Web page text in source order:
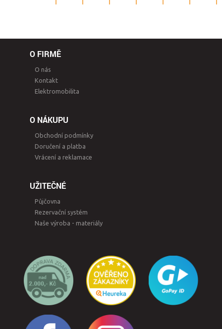
O FIRMĚ
O nás
Kontakt
Elektromobilita
O NÁKUPU
Obchodní podmínky
Doručení a platba
Vrácení a reklamace
UŽITEČNÉ
Půjčovna
Rezervační systém
Naše výroba - materiály